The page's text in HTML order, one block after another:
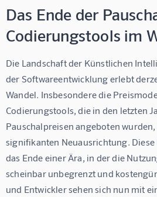
Das Ende der
Codierungstools im
Die Landschaft der Künstlichen
der Softwareentwicklung erlebt
Wandel. Insbesondere die
Codierungstools, die in den letzten
Pauschalpreisen angeboten
signifikanten Neuausrichtung.
das Ende einer Ära, in der die
scheinbar unbegrenzt und
und Entwickler sehen sich nun mit